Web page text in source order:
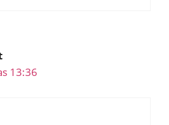
13:36